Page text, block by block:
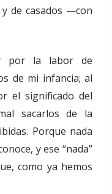
de casados —con
por la labor de
de mi infancia; al
el significado del
sacarlos de la
Porque nada
y ese “nada”
como ya hemos